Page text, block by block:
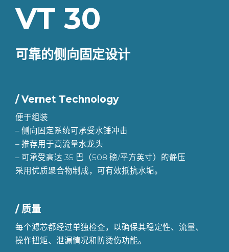
VT 30
可靠的侧向固定设计
/ Vernet Technology
便于组装
– 侧向固定系统可承受水锤冲击
– 推荐用于高流量水龙头
– 可承受高达 35 巴（508 磅/平方英寸）的静压
采用优质聚合物制成，可有效抵抗水垢。
/ 质量
每个滤芯都经过单独检查，以确保其稳定性、流量、
操作扭矩、泄漏情况和防烫伤功能。